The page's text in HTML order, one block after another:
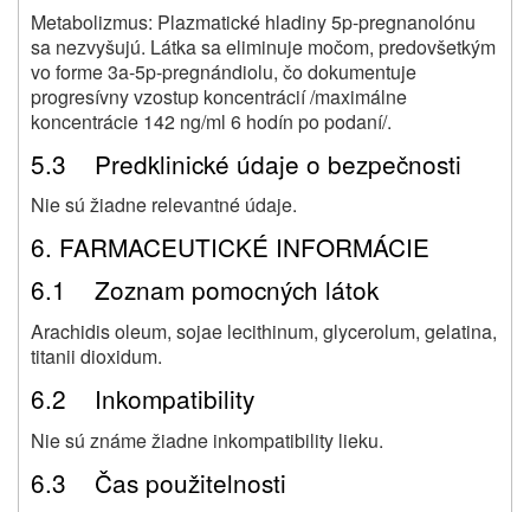
Metabolizmus: Plazmatické hladiny 5p-pregnanolónu
sa nezvyšujú. Látka sa eliminuje močom, predovšetkým
vo forme 3a-5p-pregnándiolu, čo dokumentuje
progresívny vzostup koncentrácií /maximálne
koncentrácie 142 ng/ml 6 hodín po podaní/.
5.3 Predklinické údaje o bezpečnosti
Nie sú žiadne relevantné údaje.
6. FARMACEUTICKÉ INFORMÁCIE
6.1 Zoznam pomocných látok
Arachidis oleum, sojae lecithinum, glycerolum, gelatina,
titanii dioxidum.
6.2 Inkompatibility
Nie sú známe žiadne inkompatibility lieku.
6.3 Čas použitelnosti